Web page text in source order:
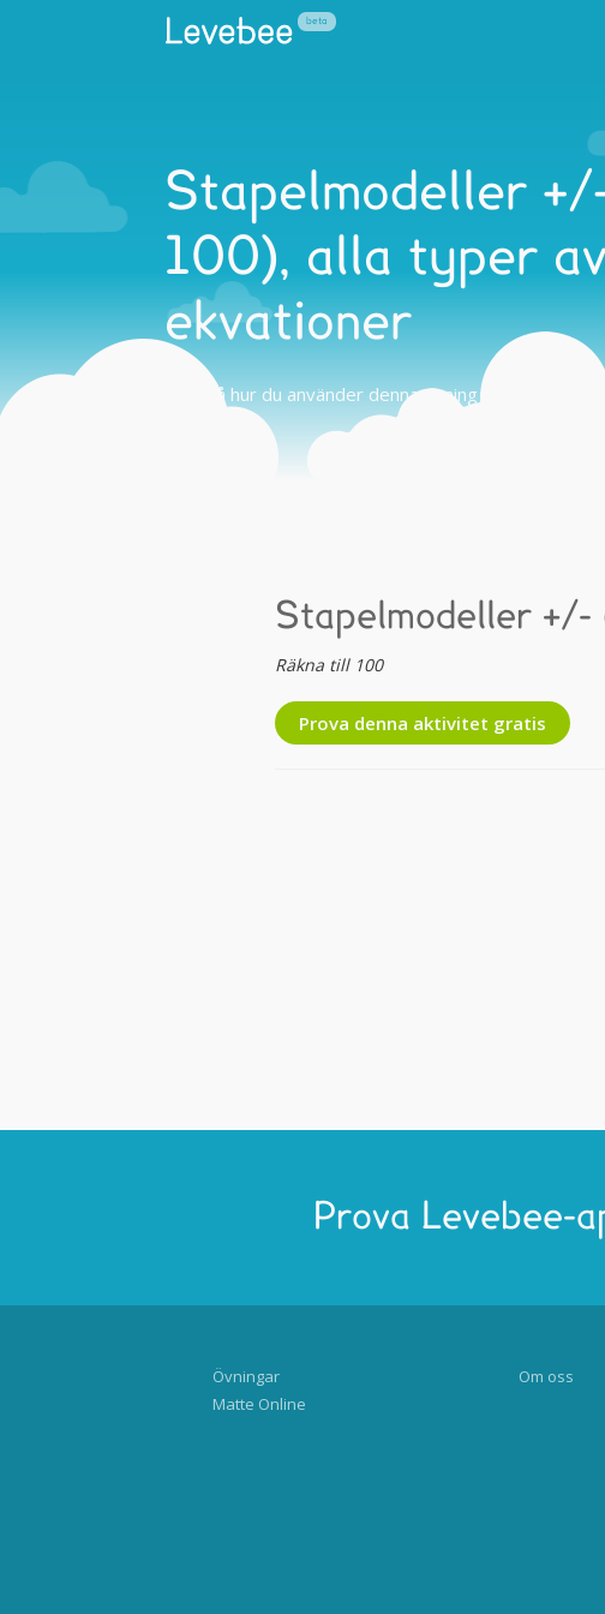
Stapelmodeller
100), alla typer av
ekvationer
Tips på hur du använder denna övning hemma och i
Stapelmodeller
Räkna till 100
Prova denna aktivitet gratis
Prova Levebee-
Övningar
Matte Online
Om oss